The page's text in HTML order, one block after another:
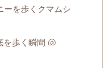
ーを歩くクマムシ
を歩く瞬間 🐚